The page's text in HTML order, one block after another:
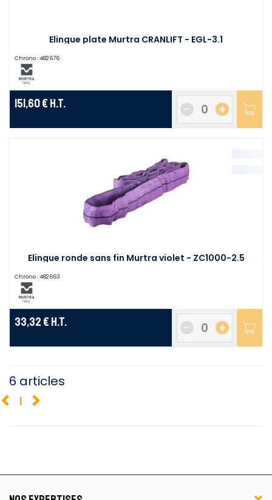
Elingue plate Murtra CRANLIFT - EGL-3.1
Chrono : 482676
151,60 € H.T. +
-
Elingue ronde sans fin Murtra violet - ZC1000-2.5
Chrono : 482663
33,32 € H.T. +
-
6 articles
1